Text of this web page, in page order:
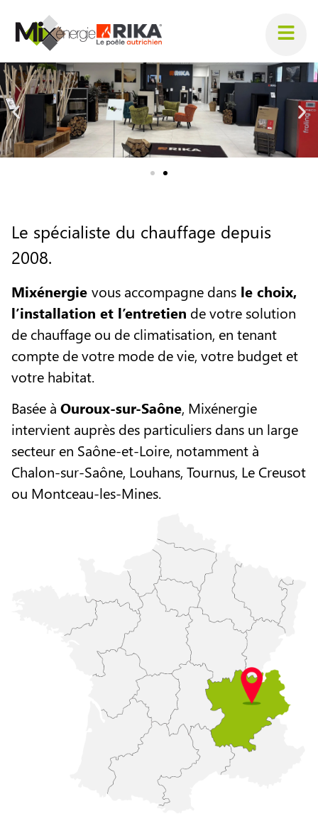
Le spécialiste du chauffage depuis
2008.
Mixénergie vous accompagne dans le choix,
l’installation et l’entretien de votre solution
de chauffage ou de climatisation, en tenant
compte de votre mode de vie, votre budget et
votre habitat.
Basée à Ouroux-sur-Saône, Mixénergie
intervient auprès des particuliers dans un large
secteur en Saône-et-Loire, notamment à
Chalon-sur-Saône, Louhans, Tournus, Le Creusot
ou Montceau-les-Mines.